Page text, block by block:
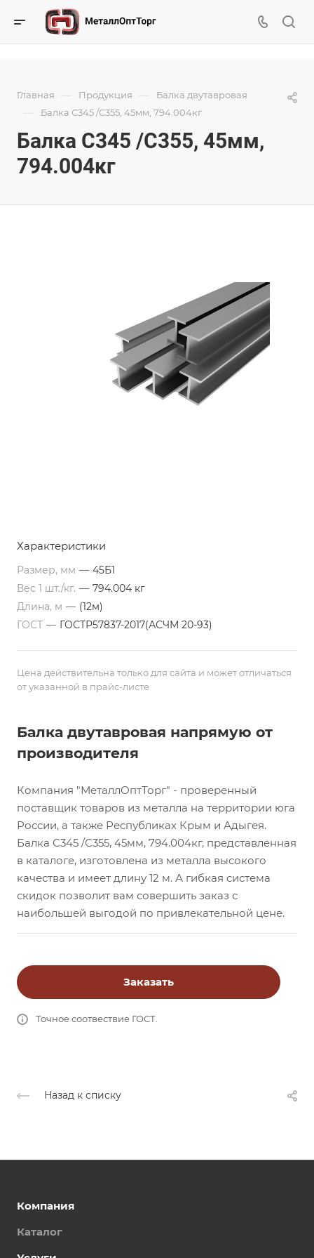
Главная — Продукция — Балка двутавровая
— Балка С345 /С355, 45мм, 794.004кг
Балка С345 /С355, 45мм,
794.004кг
Характеристики
Размер, мм — 45Б1
Вес 1 шт./кг. — 794.004 кг
Длина, м — (12м)
ГОСТ — ГОСТР57837-2017(АСЧМ 20-93)
Цена действительна только для сайта и может отличаться
от указанной в прайс-листе
Балка двутавровая напрямую от
производителя
Компания "МеталлОптТорг" - проверенный
поставщик товаров из металла на территории юга
России, а также Республиках Крым и Адыгея.
Балка С345 /С355, 45мм, 794.004кг, представленная
в каталоге, изготовлена из металла высокого
качества и имеет длину 12 м. А гибкая система
скидок позволит вам совершить заказ с
наибольшей выгодой по привлекательной цене.
Заказать
Точное соотвествие ГОСТ.
Назад к списку
Компания
Каталог